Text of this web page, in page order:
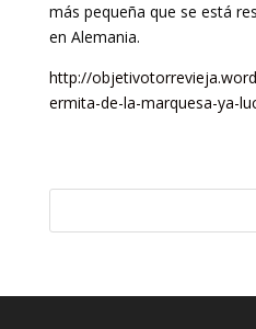
más pequeña que se está
en Alemania.
http://
ermita-de-la-marquesa-ya-